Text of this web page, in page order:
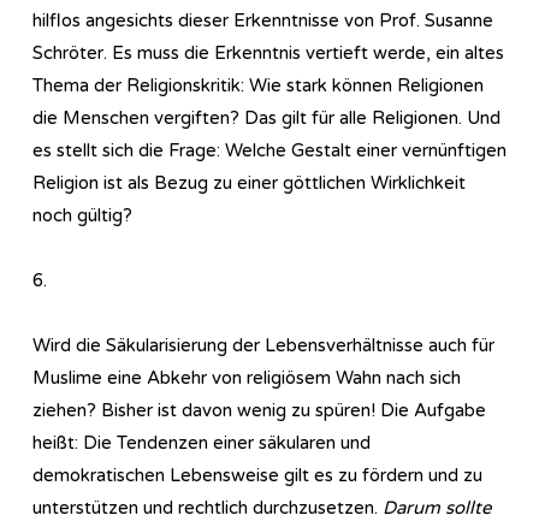
hilflos angesichts dieser Erkenntnisse von Prof. Susanne
Schröter. Es muss die Erkenntnis vertieft werde, ein altes
Thema der Religionskritik: Wie stark können Religionen
die Menschen vergiften? Das gilt für alle Religionen. Und
es stellt sich die Frage: Welche Gestalt einer vernünftigen
Religion ist als Bezug zu einer göttlichen Wirklichkeit
noch gültig?
6.
Wird die Säkularisierung der Lebensverhältnisse auch für
Muslime eine Abkehr von religiösem Wahn nach sich
ziehen? Bisher ist davon wenig zu spüren! Die Aufgabe
heißt: Die Tendenzen einer säkularen und
demokratischen Lebensweise gilt es zu fördern und zu
unterstützen und rechtlich durchzusetzen. Darum sollte